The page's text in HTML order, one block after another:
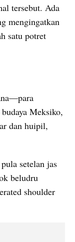
tersebut. Ada
mengingatkan
satu potret
Meksiko,
dan huipil,
setelan jas
beludru
shoulder